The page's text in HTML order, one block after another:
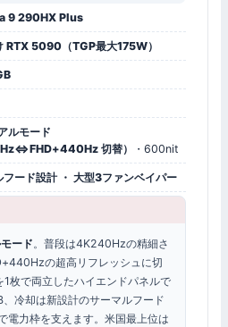
9 290HX Plus
RTX 5090（TGP最大175W）
ルモード
切替）
・600nit
フード設計 ・ 大型3ファンベイパー
ード。普段は4K240Hzの精細さ
の超高リフレッシュに切
枚で両立したハイエンドパネルで
冷却は新設計のサーマルフード
電力枠を支えます。米国最上位は